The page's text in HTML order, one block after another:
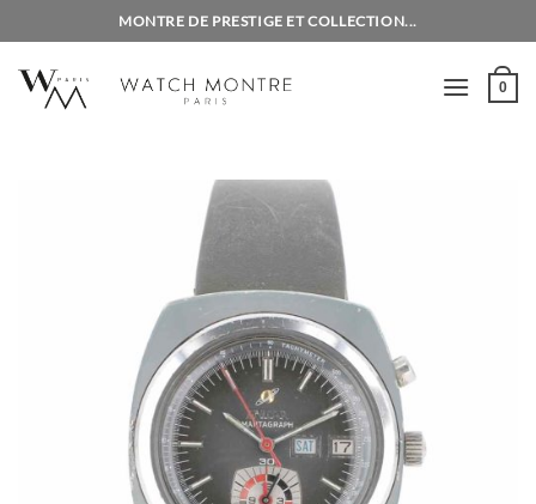
au
contenu
MONTRE DE PRESTIGE ET COLLECTION...
0